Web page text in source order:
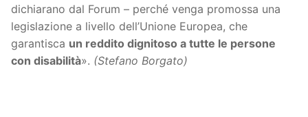
dichiarano dal Forum – perché venga promossa una
legislazione a livello dell’Unione Europea, che
garantisca un reddito dignitoso a tutte le persone
con disabilità». (Stefano Borgato)